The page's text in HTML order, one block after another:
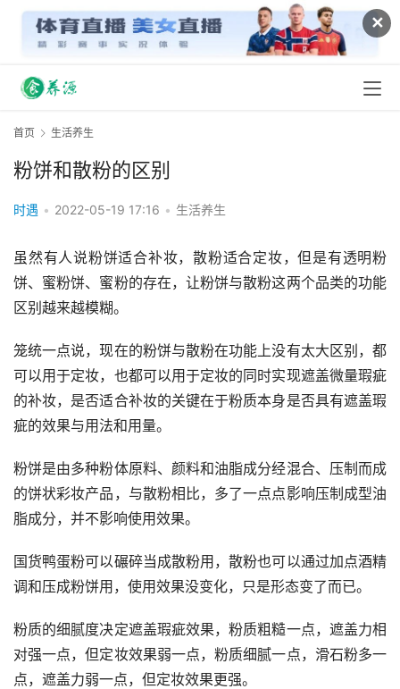
✕
首页 生活养生
粉饼和散粉的区别
时遇 • 2022-05-19 17:16 • 生活养生
虽然有人说粉饼适合补妆，散粉适合定妆，但是有透明粉
饼、蜜粉饼、蜜粉的存在，让粉饼与散粉这两个品类的功能
区别越来越模糊。
笼统一点说，现在的粉饼与散粉在功能上没有太大区别，都
可以用于定妆，也都可以用于定妆的同时实现遮盖微量瑕疵
的补妆，是否适合补妆的关键在于粉质本身是否具有遮盖瑕
疵的效果与用法和用量。
粉饼是由多种粉体原料、颜料和油脂成分经混合、压制而成
的饼状彩妆产品，与散粉相比，多了一点点影响压制成型油
脂成分，并不影响使用效果。
国货鸭蛋粉可以碾碎当成散粉用，散粉也可以通过加点酒精
调和压成粉饼用，使用效果没变化，只是形态变了而已。
粉质的细腻度决定遮盖瑕疵效果，粉质粗糙一点，遮盖力相
对强一点，但定妆效果弱一点，粉质细腻一点，滑石粉多一
点，遮盖力弱一点，但定妆效果更强。